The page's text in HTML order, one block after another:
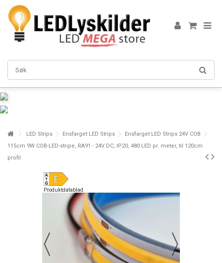
LED Strips Ensfarget LED Strips
Ensfarget LED Strips 24V COB
115cm 9W COB-LED-stripe, RA91 - 24V DC, IP20, 480 LED pr. meter, til 120cm
profil
Produktdatablad